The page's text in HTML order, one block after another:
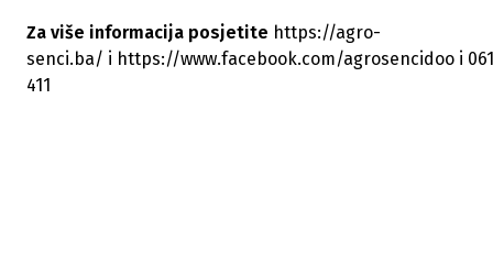
Za više informacija posjetite https://agro-
senci.ba/ i https://www.facebook.com/agrosencidoo i
411